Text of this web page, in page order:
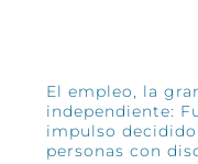
El empleo, la
independiente:
impulso
personas con